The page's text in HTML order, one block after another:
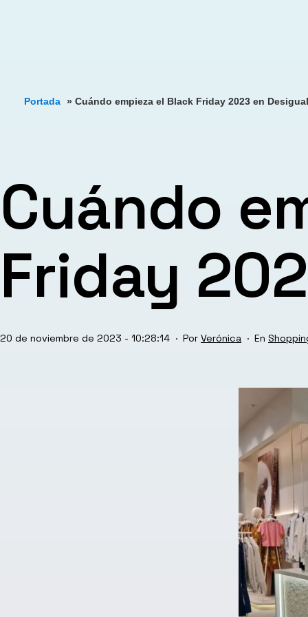
Portada » Cuándo empieza el Black Friday 2023 en Desigual
Cuándo
Friday
Publicada
20 de noviembre de 2023 - 10:28:14 Por Verónica